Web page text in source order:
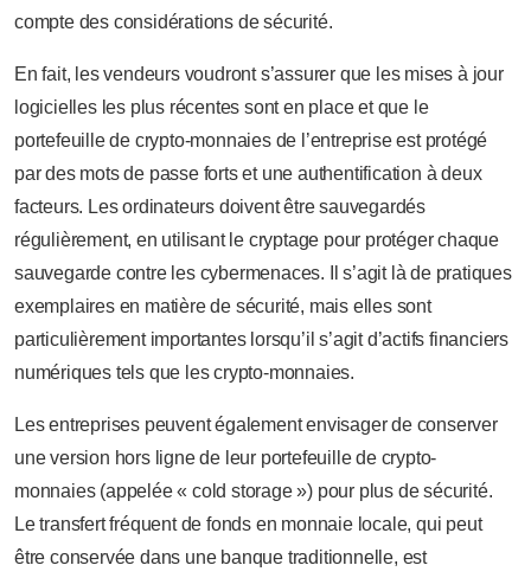
compte des considérations de sécurité.
En fait, les vendeurs voudront s’assurer que les mises à jour
logicielles les plus récentes sont en place et que le
portefeuille de crypto-monnaies de l’entreprise est protégé
par des mots de passe forts et une authentification à deux
facteurs. Les ordinateurs doivent être sauvegardés
régulièrement, en utilisant le cryptage pour protéger chaque
sauvegarde contre les cybermenaces. Il s’agit là de pratiques
exemplaires en matière de sécurité, mais elles sont
particulièrement importantes lorsqu’il s’agit d’actifs financiers
numériques tels que les crypto-monnaies.
Les entreprises peuvent également envisager de conserver
une version hors ligne de leur portefeuille de crypto-
monnaies (appelée « cold storage ») pour plus de sécurité.
Le transfert fréquent de fonds en monnaie locale, qui peut
être conservée dans une banque traditionnelle, est